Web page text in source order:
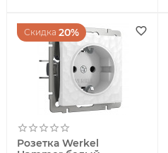
Скидка 20%
Розетка Werkel